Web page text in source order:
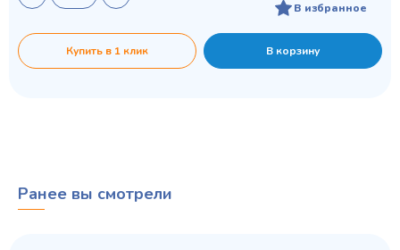
В избранное
Купить в 1 клик В корзину
Ранее вы смотрели